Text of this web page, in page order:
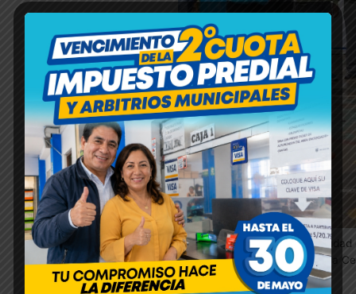
Autoridades de la
la primera piedra de la nueva